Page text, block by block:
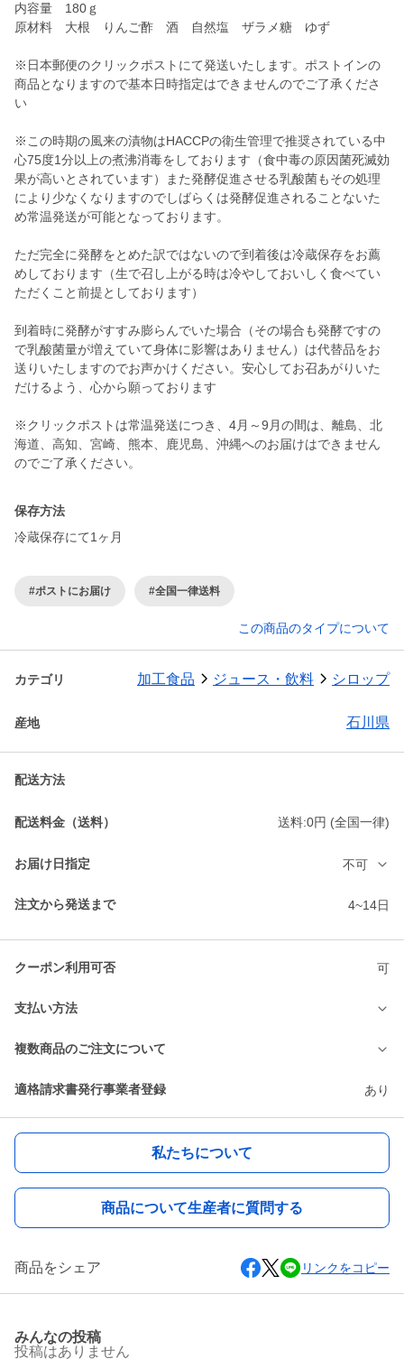
内容量 180ｇ
原材料 大根 りんご酢 酒 自然塩 ザラメ糖 ゆず
※日本郵便のクリックポストにて発送いたします。ポストインの
商品となりますので基本日時指定はできませんのでご了承くださ
い
※この時期の風来の漬物はHACCPの衛生管理で推奨されている中
心75度1分以上の煮沸消毒をしております（食中毒の原因菌死滅効
果が高いとされています）また発酵促進させる乳酸菌もその処理
により少なくなりますのでしばらくは発酵促進されることないた
め常温発送が可能となっております。
ただ完全に発酵をとめた訳ではないので到着後は冷蔵保存をお薦
めしております（生で召し上がる時は冷やしておいしく食べてい
ただくこと前提としております）
到着時に発酵がすすみ膨らんでいた場合（その場合も発酵ですの
で乳酸菌量が増えていて身体に影響はありません）は代替品をお
送りいたしますのでお声かけください。安心してお召あがりいた
だけるよう、心から願っております
※クリックポストは常温発送につき、4月～9月の間は、離島、北
海道、高知、宮崎、熊本、鹿児島、沖縄へのお届けはできません
のでご了承ください。
保存方法
冷蔵保存にて1ヶ月
#ポストにお届け #全国一律送料
この商品のタイプについて
カテゴリ 加工食品 ジュース・飲料 シロップ
産地 石川県
配送方法
配送料金（送料） 送料:0円 (全国一律)
お届け日指定 不可
注文から発送まで 4~14日
クーポン利用可否 可
支払い方法
複数商品のご注文について
適格請求書発行事業者登録 あり
私たちについて
商品について生産者に質問する
商品をシェア リンクをコピー
みんなの投稿
投稿はありません